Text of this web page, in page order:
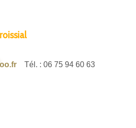
oo.fr Tél. : 06 75 94 60 63